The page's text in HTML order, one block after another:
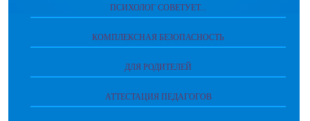
ПСИХОЛОГ СОВЕТУЕТ...
КОМПЛЕКСНАЯ БЕЗОПАСНОСТЬ
ДЛЯ РОДИТЕЛЕЙ
АТТЕСТАЦИЯ ПЕДАГОГОВ